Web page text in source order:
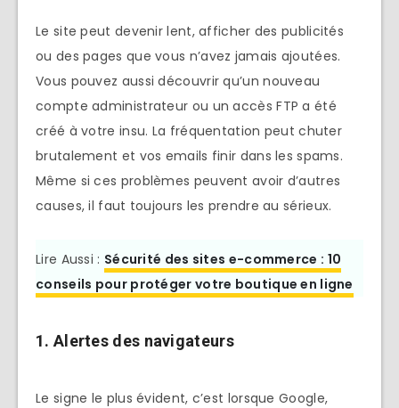
Le site peut devenir lent, afficher des publicités
ou des pages que vous n’avez jamais ajoutées.
Vous pouvez aussi découvrir qu’un nouveau
compte administrateur ou un accès FTP a été
créé à votre insu. La fréquentation peut chuter
brutalement et vos emails finir dans les spams.
Même si ces problèmes peuvent avoir d’autres
causes, il faut toujours les prendre au sérieux.
Lire Aussi : Sécurité des sites e-commerce : 10
conseils pour protéger votre boutique en ligne
1. Alertes des navigateurs
Le signe le plus évident, c’est lorsque Google,